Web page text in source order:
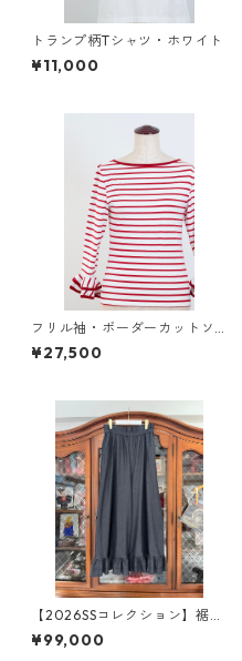
トランプ柄Tシャツ・ホワイト
¥11,000
フリル袖・ボーダーカットソ
ー（赤×白）
¥27,500
【2026SSコレクション】裾フ
リル・ダブルワイドワイドパ
ンツ ソフト・デニム
¥99,000